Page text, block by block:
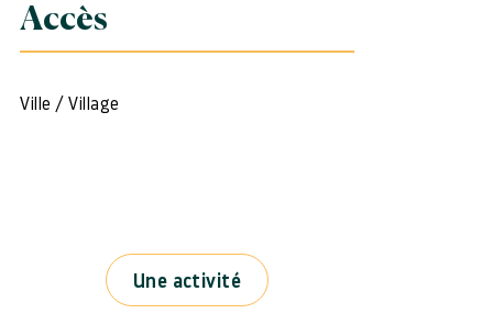
Accès
Ville / Village
Une activité